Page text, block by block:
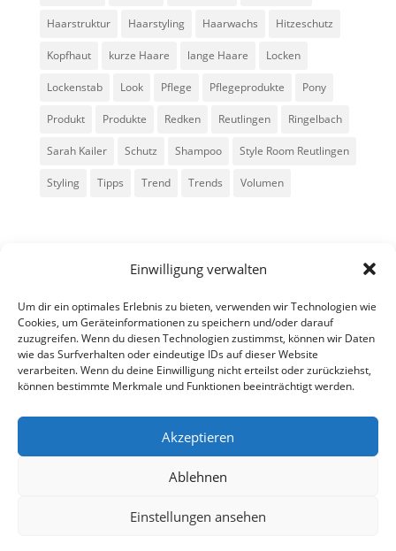
Einwilligung verwalten
Um dir ein optimales Erlebnis zu bieten, verwenden wir Technologien wie
Cookies, um Geräteinformationen zu speichern und/oder darauf
zuzugreifen. Wenn du diesen Technologien zustimmst, können wir Daten
wie das Surfverhalten oder eindeutige IDs auf dieser Website
verarbeiten. Wenn du deine Einwilligung nicht erteilst oder zurückziehst,
können bestimmte Merkmale und Funktionen beeinträchtigt werden.
Akzeptieren
Ablehnen
Einstellungen ansehen
Haarstruktur Haarstyling Haarwachs Hitzeschutz
Kopfhaut kurze Haare lange Haare Locken
Lockenstab Look Pflege Pflegeprodukte Pony
Produkt Produkte Redken Reutlingen Ringelbach
Sarah Kailer Schutz Shampoo Style Room Reutlingen
Styling Tipps Trend Trends Volumen
Alle Rechte vorbehalten - Sarah Kailer
fain g